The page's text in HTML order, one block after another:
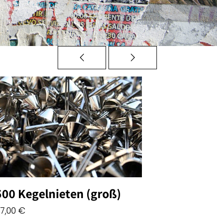
Kegelnieten (groß)
€